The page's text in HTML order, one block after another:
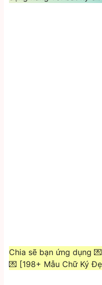
Chia sẽ bạn ứng dụng 💌
💌 [198+ Mẫu Chữ Ký